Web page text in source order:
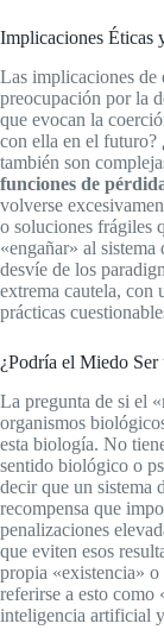
Implicaciones Éticas
Las implicaciones de
preocupación por la
que evocan la
con ella en el futuro?
también son
funciones de
volverse
o soluciones frágiles
«engañar» al
desvíe de los
extrema cautela, con
prácticas
¿Podría el Miedo
La pregunta de si el
organismos
esta biología. No
sentido biológico o
decir que un sistema
recompensa que
penalizaciones
que eviten esos
propia «existencia»
referirse a esto como
inteligencia artificial